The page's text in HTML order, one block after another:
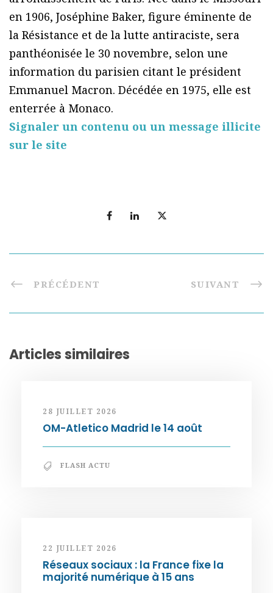
en 1906, Joséphine Baker, figure éminente de
la Résistance et de la lutte antiraciste, sera
panthéonisée le 30 novembre, selon une
information du parisien citant le président
Emmanuel Macron. Décédée en 1975, elle est
enterrée à Monaco.
Signaler un contenu ou un message illicite
sur le site
PRÉCÉDENT SUIVANT
Articles similaires
28 JUILLET 2026
OM-Atletico Madrid le 14 août
FLASH ACTU
22 JUILLET 2026
Réseaux sociaux : la France fixe la
majorité numérique à 15 ans